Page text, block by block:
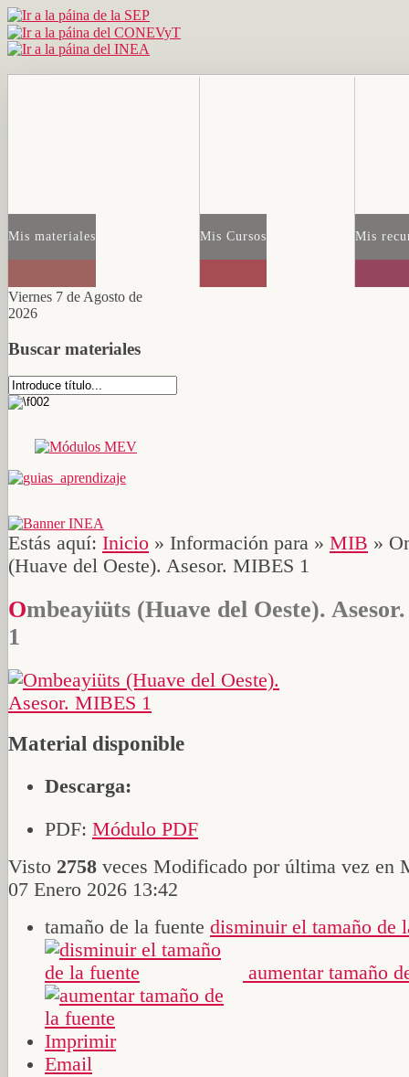
Mis materiales Mis Cursos Mis
Viernes 7 de Agosto de
2026
Buscar materiales
Estás aquí: Inicio » Información para » MIB »
(Huave del Oeste). Asesor. MIBES 1
Ombeayiüts (Huave del Oeste). Asesor. MIBES
1
Material disponible
Descarga:
PDF: Módulo PDF
Visto 2758 veces Modificado por última vez en
07 Enero 2026 13:42
tamaño de la fuente disminuir el tamaño de
aumentar tamaño
Imprimir
Email